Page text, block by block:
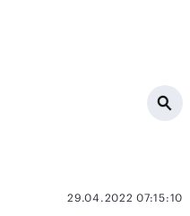
29.04.2022 07:15:10